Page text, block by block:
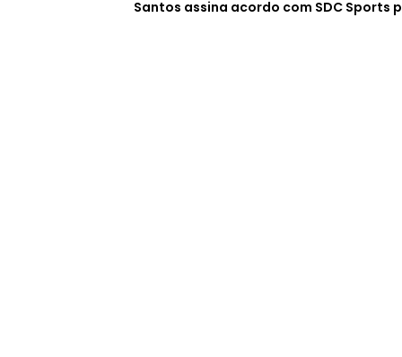
Santos assina acordo com SDC Sports